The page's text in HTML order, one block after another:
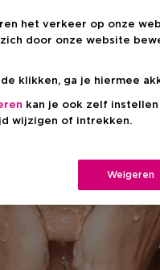
het verkeer op onze
door onze website
klikken, ga je hiermee
kan je ook zelf
wijzigen of intrekken.
Weigeren